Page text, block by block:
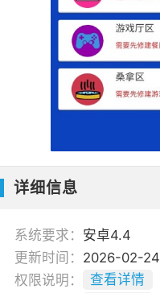
详细信息
系统要求： 安卓4.4
更新时间： 2026-02-24
权限说明：
查看详情